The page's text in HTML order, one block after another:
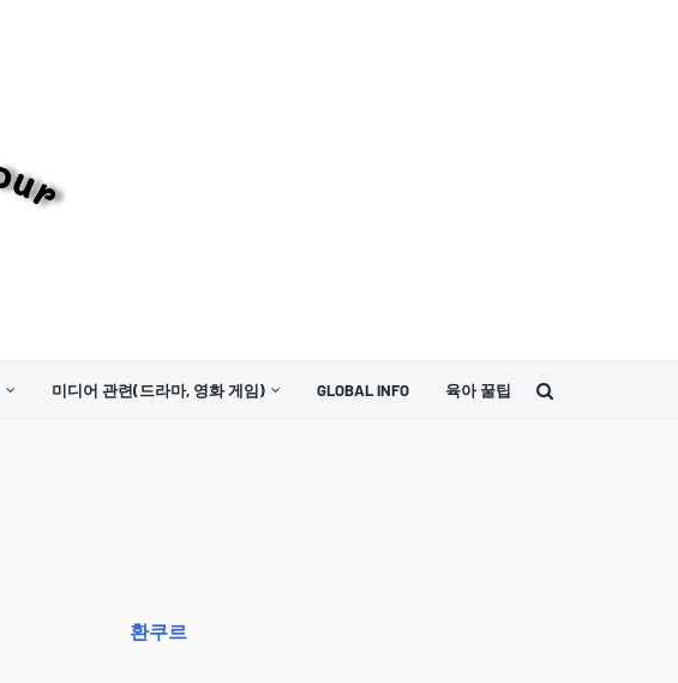
미디어 관련(드라마, 영화 게임) GLOBAL INFO 육아 꿀팁
환쿠르